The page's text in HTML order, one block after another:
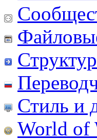
Стиль и
World of